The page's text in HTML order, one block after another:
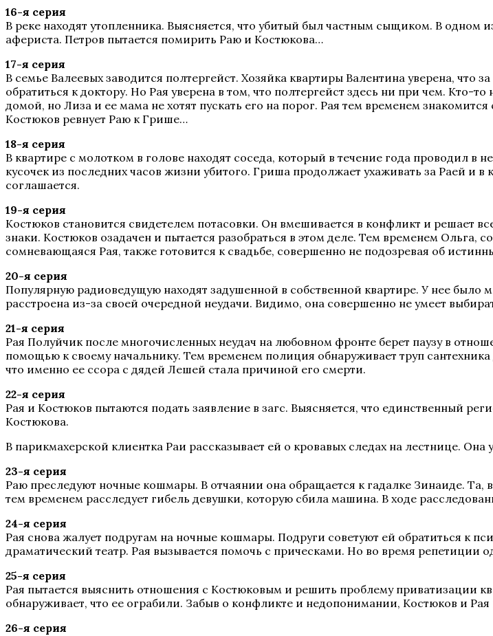
16-я серия
В реке находят утопленника. Выясняется, что убитый был частным сыщиком. В одном
афериста. Петров пытается помирить Раю и Костюкова…
17-я серия
В семье Валеевых заводится полтергейст. Хозяйка квартиры Валентина уверена, что
обратиться к доктору. Но Рая уверена в том, что полтергейст здесь ни при чем. Кто-
домой, но Лиза и ее мама не хотят пускать его на порог. Рая тем временем
Костюков ревнует Раю к Грише…
18-я серия
В квартире с молотком в голове находят соседа, который в течение года проводил
кусочек из последних часов жизни убитого. Гриша продолжает ухаживать за Раей и
соглашается.
19-я серия
Костюков становится свидетелем потасовки. Он вмешивается в конфликт и решает
знаки. Костюков озадачен и пытается разобраться в этом деле. Тем временем
сомневающаяся Рая, также готовится к свадьбе, совершенно не подозревая об
20-я серия
Популярную радиоведущую находят задушенной в собственной квартире. У нее
расстроена из-за своей очередной неудачи. Видимо, она совершенно не умеет
21-я серия
Рая Полуйчик после многочисленных неудач на любовном фронте берет паузу в
помощью к своему начальнику. Тем временем полиция обнаруживает труп
что именно ее ссора с дядей Лешей стала причиной его смерти.
22-я серия
Рая и Костюков пытаются подать заявление в загс. Выясняется, что единственный
Костюкова.
В парикмахерской клиентка Раи рассказывает ей о кровавых следах на лестнице.
23-я серия
Раю преследуют ночные кошмары. В отчаянии она обращается к гадалке Зинаиде.
тем временем расследует гибель девушки, которую сбила машина. В ходе
24-я серия
Рая снова жалует подругам на ночные кошмары. Подруги советуют ей обратиться к
драматический театр. Рая вызывается помочь с прическами. Но во время репетиции
25-я серия
Рая пытается выяснить отношения с Костюковым и решить проблему приватизации
обнаруживает, что ее ограбили. Забыв о конфликте и недопонимании, Костюков и Рая
26-я серия